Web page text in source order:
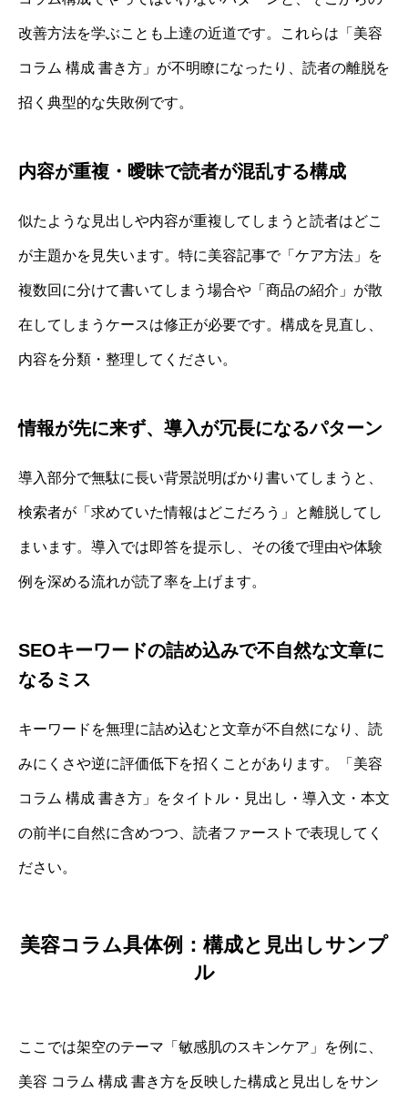
改善方法を学ぶことも上達の近道です。これらは「美容
コラム 構成 書き方」が不明瞭になったり、読者の離脱を
招く典型的な失敗例です。
内容が重複・曖昧で読者が混乱する構成
似たような見出しや内容が重複してしまうと読者はどこ
が主題かを見失います。特に美容記事で「ケア方法」を
複数回に分けて書いてしまう場合や「商品の紹介」が散
在してしまうケースは修正が必要です。構成を見直し、
内容を分類・整理してください。
情報が先に来ず、導入が冗長になるパターン
導入部分で無駄に長い背景説明ばかり書いてしまうと、
検索者が「求めていた情報はどこだろう」と離脱してし
まいます。導入では即答を提示し、その後で理由や体験
例を深める流れが読了率を上げます。
SEOキーワードの詰め込みで不自然な文章に
なるミス
キーワードを無理に詰め込むと文章が不自然になり、読
みにくさや逆に評価低下を招くことがあります。「美容
コラム 構成 書き方」をタイトル・見出し・導入文・本文
の前半に自然に含めつつ、読者ファーストで表現してく
ださい。
美容コラム具体例：構成と見出しサンプ
ル
ここでは架空のテーマ「敏感肌のスキンケア」を例に、
美容 コラム 構成 書き方を反映した構成と見出しをサン